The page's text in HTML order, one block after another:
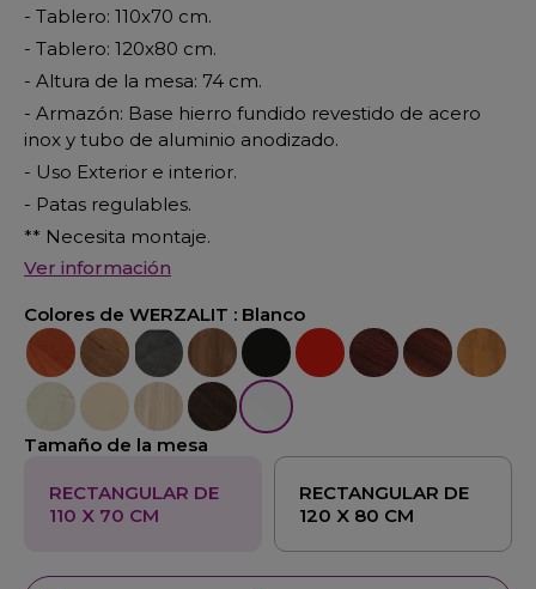
- Tablero: 110x70 cm.
- Tablero: 120x80 cm.
- Altura de la mesa: 74 cm.
- Armazón: Base hierro fundido revestido de acero
inox y tubo de aluminio anodizado.
- Uso Exterior e interior.
- Patas regulables.
** Necesita montaje.
Ver información
Colores de WERZALIT : Blanco
CalvadosColoradoCementoNogal Cañon
NegroRojo MoganNogal Pino
Marmol Golden
SeringaVelur WengueBlanco
Tamaño de la mesa
RECTANGULAR DE
110 X 70 CM
RECTANGULAR DE
120 X 80 CM